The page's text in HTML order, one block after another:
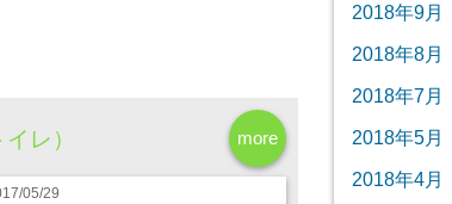
more
レ）
05/29
2018年9月
2018年8月
2018年7月
2018年5月
2018年4月